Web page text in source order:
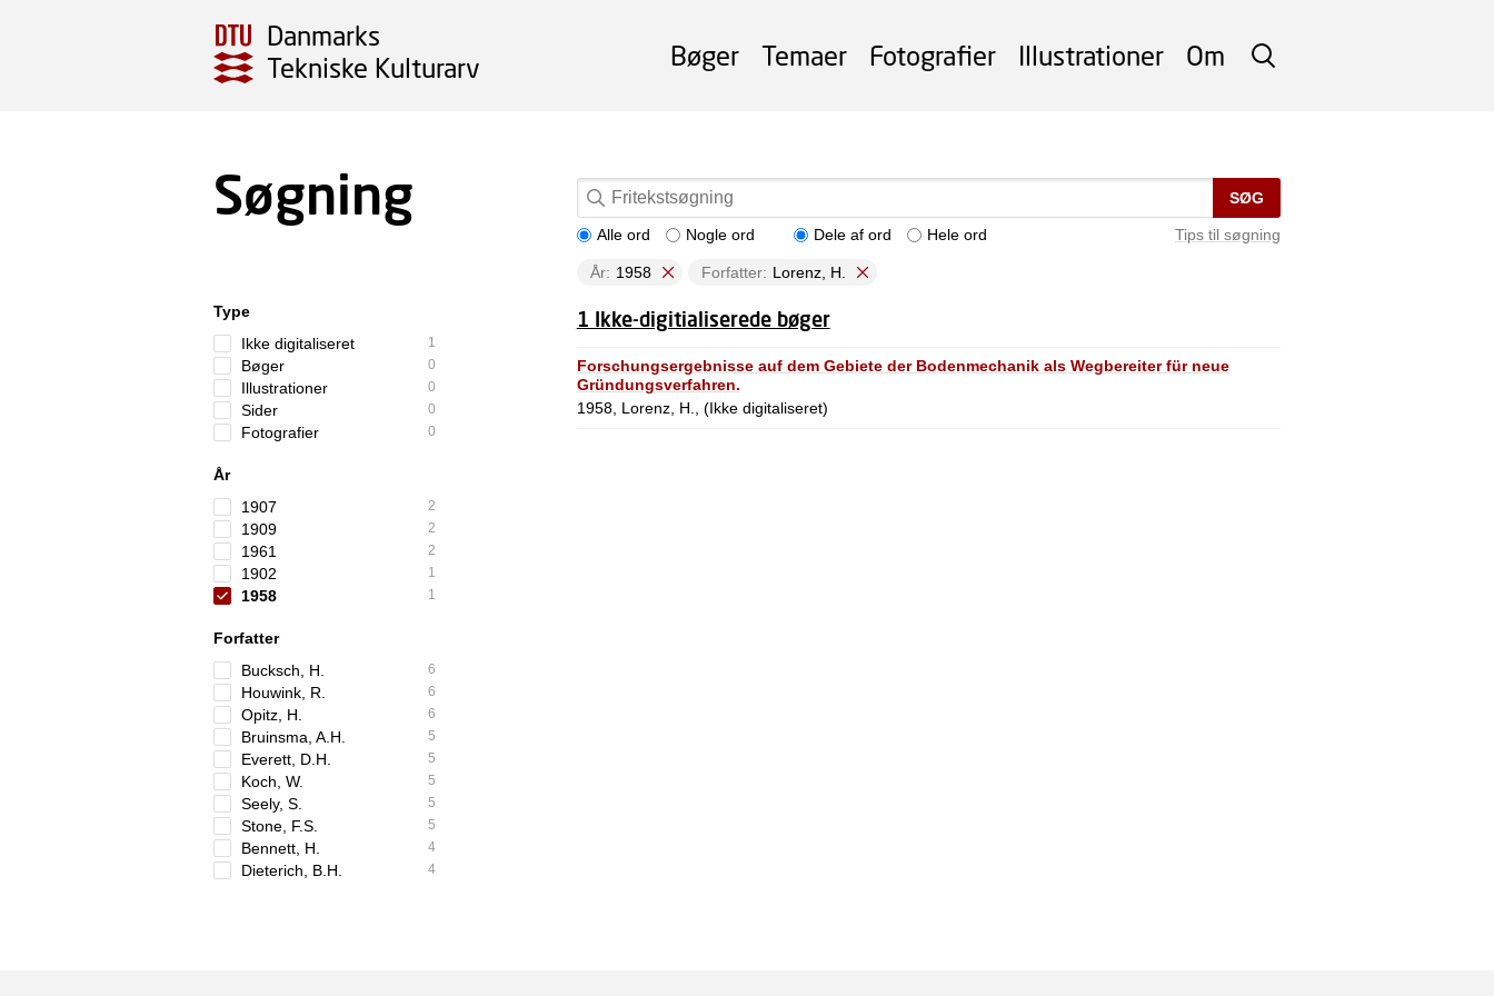
Danmarks
Tekniske Kulturarv
SØG
Bøger Temaer Fotografier Illustrationer Om
Søgning SØG
Tips til søgning
Alle ord Nogle ord Dele af ord Hele ord
År: 1958 Forfatter: Lorenz, H.
Type
Ikke digitaliseret
1
Bøger 0
Illustrationer 0
Sider 0
Fotografier 0
År
1907
2
1909 2
1961 2
1902 1
1958 1
Forfatter
Bucksch, H.
6
Houwink, R. 6
Opitz, H. 6
Bruinsma, A.H. 5
Everett, D.H. 5
Koch, W. 5
Seely, S. 5
Stone, F.S. 5
Bennett, H. 4
Dieterich, B.H. 4
1 Ikke-digitialiserede bøger
Forschungsergebnisse auf dem Gebiete der Bodenmechanik als Wegbereiter für neue
Gründungsverfahren.
1958, Lorenz, H., (Ikke digitaliseret)